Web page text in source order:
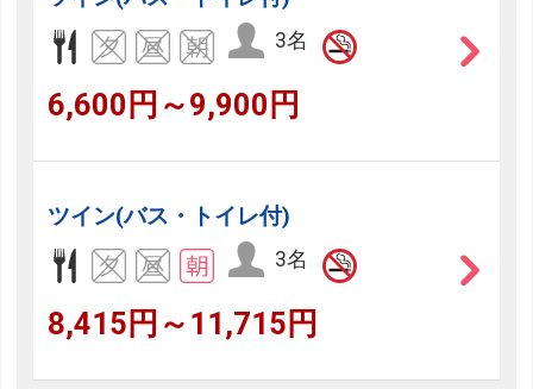
3名
6,600円～9,900円
ツイン(バス・トイレ付)
3名
8,415円～11,715円